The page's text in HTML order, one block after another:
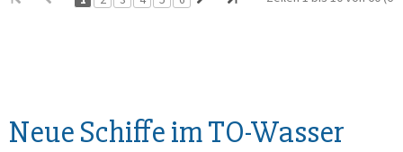
Neue Schiffe im TO-Wasser